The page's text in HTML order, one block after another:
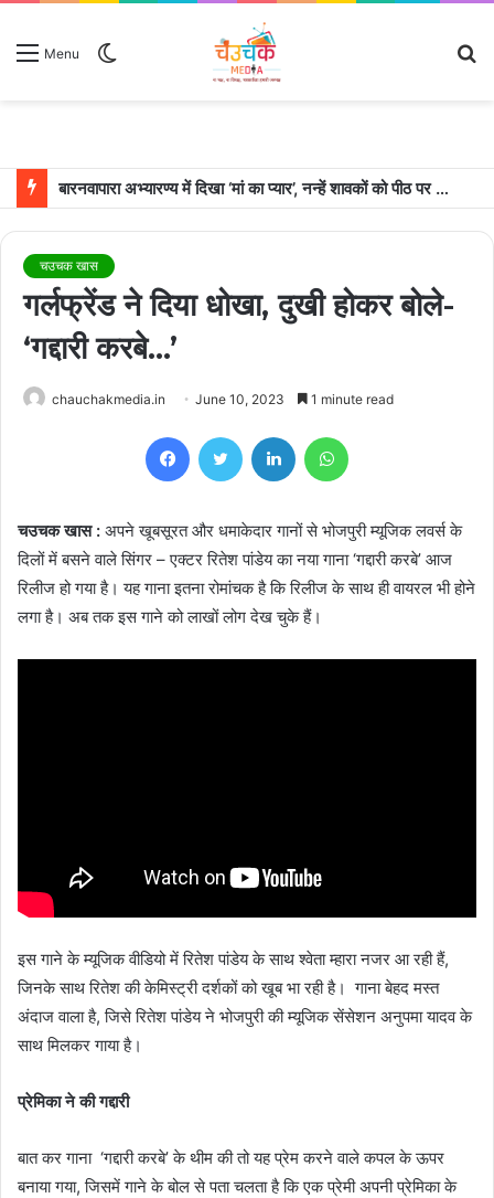
Menu
बारनवापारा अभ्यारण्य में दिखा ‘मां का प्यार’, नन्हें शावकों को पीठ पर बैठाकर घूमती दिखी मादा भालू
चउचक खास
गर्लफ्रेंड ने दिया धोखा, दुखी होकर बोले-
‘गद्दारी करबे…’
chauchakmedia.in June 10, 2023 1 minute read
FacebookTwitter LinkedIn
चउचक खास : अपने खूबसूरत और धमाकेदार गानों से भोजपुरी म्यूजिक लवर्स के
दिलों में बसने वाले सिंगर – एक्टर रितेश पांडेय का नया गाना ‘गद्दारी करबे’ आज
रिलीज हो गया है। यह गाना इतना रोमांचक है कि रिलीज के साथ ही वायरल भी होने
लगा है। अब तक इस गाने को लाखों लोग देख चुके हैं।
इस गाने के म्यूजिक वीडियो में रितेश पांडेय के साथ श्वेता म्हारा नजर आ रही हैं,
जिनके साथ रितेश की केमिस्ट्री दर्शकों को खूब भा रही है। गाना बेहद मस्त
अंदाज वाला है, जिसे रितेश पांडेय ने भोजपुरी की म्यूजिक सेंसेशन अनुपमा यादव के
साथ मिलकर गाया है।
प्रेमिका ने की गद्दारी
बात कर गाना ‘गद्दारी करबे’ के थीम की तो यह प्रेम करने वाले कपल के ऊपर
बनाया गया, जिसमें गाने के बोल से पता चलता है कि एक प्रेमी अपनी प्रेमिका के